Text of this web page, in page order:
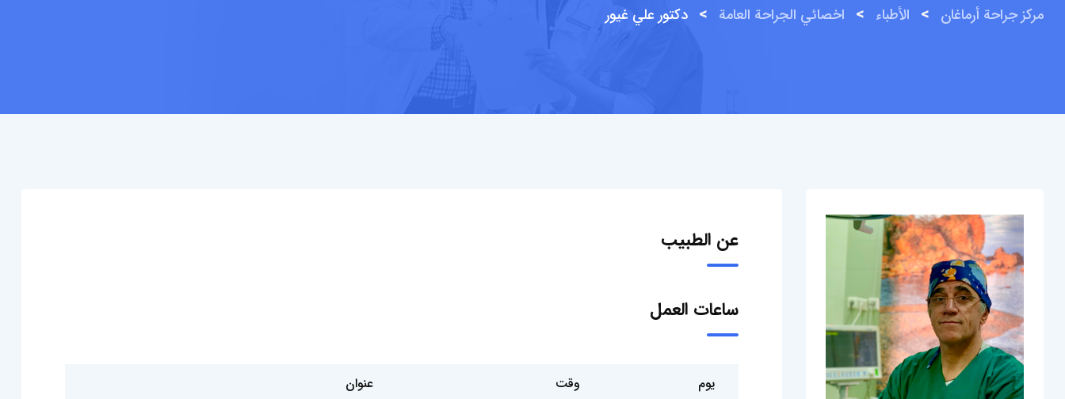
مركز جراحة أرماغان > الأطباء > اخصائي الجراحة العامة > دكتور علي غيور
عن الطبيب
ساعات العمل
يوم وقت
عنوان